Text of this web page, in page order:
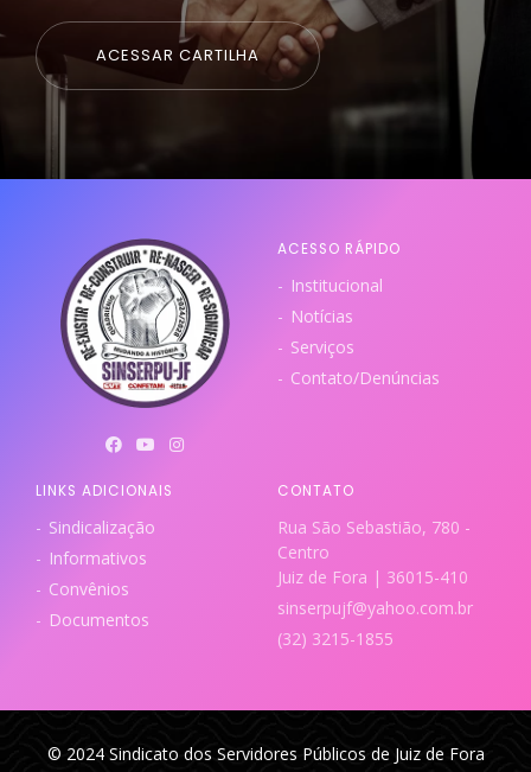
ACESSAR CARTILHA
ACESSO RÁPIDO
Institucional
Notícias
Serviços
Contato/Denúncias
LINKS ADICIONAIS
Sindicalização
Informativos
Convênios
Documentos
CONTATO
Rua São Sebastião, 780 -
Centro
Juiz de Fora | 36015-410
sinserpujf@yahoo.com.br
(32) 3215-1855
© 2024 Sindicato dos Servidores Públicos de Juiz de Fora